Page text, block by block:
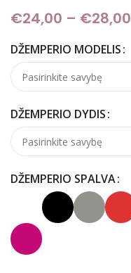
€24,00 – €28,00
DŽEMPERIO MODELIS
DŽEMPERIO DYDIS
DŽEMPERIO SPALVA